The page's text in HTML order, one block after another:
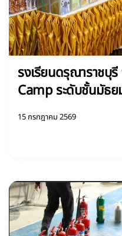
รงเรียนดรุณาราชบุ
Camp ระดับชั้นมัธ
15 กรกฎาคม 2569